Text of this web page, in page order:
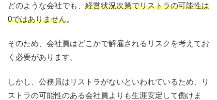
どのような会社でも、 経営状況次第でリストラの可能性は
0ではありません。
そのため、会社員はどこかで解雇されるリスクを考えてお
く必要があります。
しかし、公務員はリストラがないといわれているため、リ
ストラの可能性のある会社員よりも生涯安定して働けま